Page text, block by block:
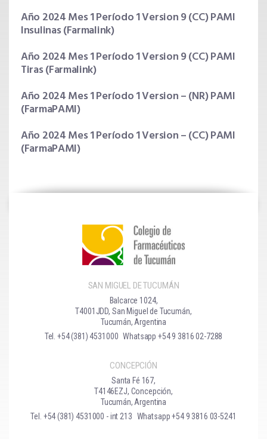
Año 2024 Mes 1 Período 1 Version 9 (CC) PAMI
Insulinas (Farmalink)
Año 2024 Mes 1 Período 1 Version 9 (CC) PAMI
Tiras (Farmalink)
Año 2024 Mes 1 Período 1 Version – (NR) PAMI
(FarmaPAMI)
Año 2024 Mes 1 Período 1 Version – (CC) PAMI
(FarmaPAMI)
SAN MIGUEL DE TUCUMÁN
Balcarce 1024,
T4001JDD, San Miguel de Tucumán,
Tucumán, Argentina
Tel. +54 (381) 4531000 Whatsapp +54 9 3816 02-7288
CONCEPCIÓN
Santa Fé 167,
T4146EZJ, Concepción,
Tucumán, Argentina
Tel. +54 (381) 4531000 - int 213 Whatsapp +54 9 3816 03-5241